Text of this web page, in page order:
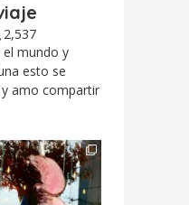
2,537
el mundo y
esto se
amo compartir
a celebrar a
mis dos #mamás
más cercanas mi...
17 0